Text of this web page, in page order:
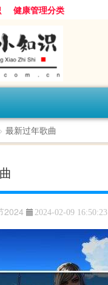
健康管理分类
> 最新过年歌曲
2024 2024-02-09 16:50:23